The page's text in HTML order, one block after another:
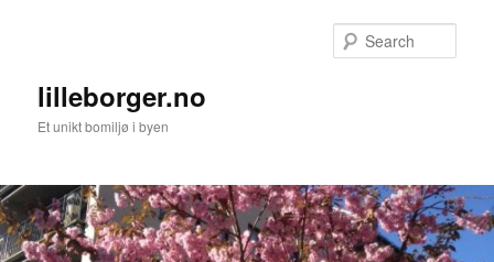
lilleborger.no
Et unikt bomiljø i byen